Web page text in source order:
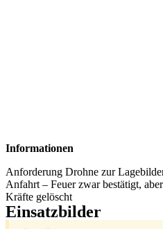
Informationen
Anforderung Drohne zur
Anfahrt – Feuer zwar bestätigt,
Kräfte gelöscht
Einsatzbilder